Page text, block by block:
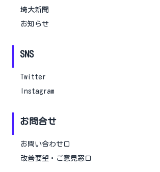
埼大新聞
お知らせ
SNS
Twitter
Instagram
お問合せ
お問い合わせ口
改善要望・ご意見窓口